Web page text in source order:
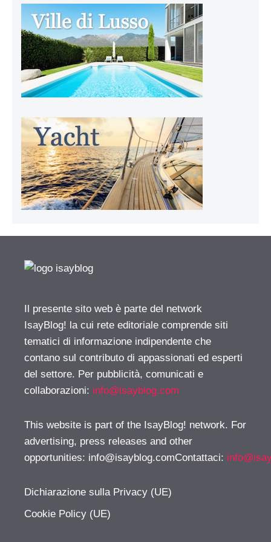
Il presente sito web è parte del network
IsayBlog! la cui rete editoriale comprende siti
tematici di informazione indipendente che
contano sul contributo di appassionati ed esperti
del settore. Per pubblicità, comunicati e
collaborazioni: info@isayblog.com
This website is part of the IsayBlog! network. For
advertising, press releases and other
opportunities: info@isayblog.comContattaci:
Dichiarazione sulla Privacy (UE)
Cookie Policy (UE)